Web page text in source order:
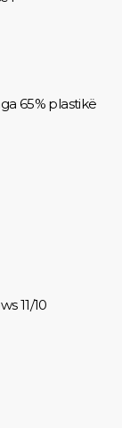
65% plastikë
11/10